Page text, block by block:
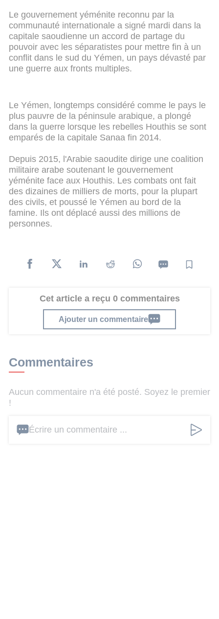
Le gouvernement yéménite reconnu par la
communauté internationale a signé mardi dans la
capitale saoudienne un accord de partage du
pouvoir avec les séparatistes pour mettre fin à un
conflit dans le sud du Yémen, un pays dévasté par
une guerre aux fronts multiples.
Le Yémen, longtemps considéré comme le pays le
plus pauvre de la péninsule arabique, a plongé
dans la guerre lorsque les rebelles Houthis se sont
emparés de la capitale Sanaa fin 2014.
Depuis 2015, l'Arabie saoudite dirige une coalition
militaire arabe soutenant le gouvernement
yéménite face aux Houthis. Les combats ont fait
des dizaines de milliers de morts, pour la plupart
des civils, et poussé le Yémen au bord de la
famine. Ils ont déplacé aussi des millions de
personnes.
Cet article a reçu 0 commentaires
Ajouter un commentaire
Commentaires
Aucun commentaire n'a été posté. Soyez le premier
!
Écrire un commentaire ...